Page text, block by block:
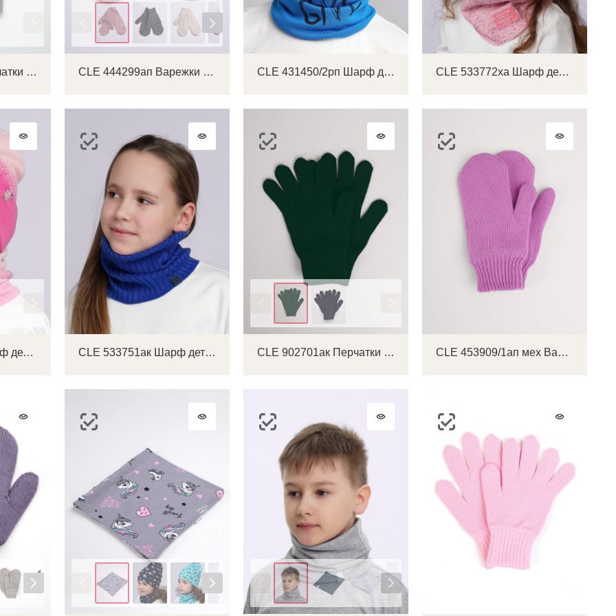
CLE 533687ак Перчатки детские CLE 444299ап Варежки детские CLE 431450/2рп Шарф детский CLE 533772ха Шарф детский
CLE 533762вн Шарф детский CLE 533751ак Шарф детский CLE 902701ак Перчатки детские CLE 453909/1ап мех Варежки детские